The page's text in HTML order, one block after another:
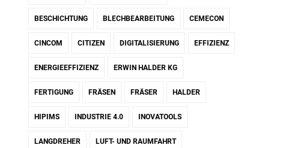
BESCHICHTUNG BLECHBEARBEITUNG CEMECON
CINCOM CITIZEN DIGITALISIERUNG EFFIZIENZ
ENERGIEEFFIZIENZ ERWIN HALDER KG
FERTIGUNG FRÄSEN FRÄSER HALDER
HIPIMS INDUSTRIE 4.0 INOVATOOLS
LANGDREHER LUFT- UND RAUMFAHRT